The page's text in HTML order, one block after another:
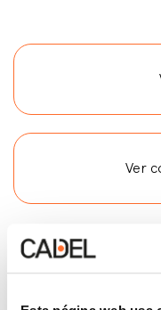
Ver
Servicios